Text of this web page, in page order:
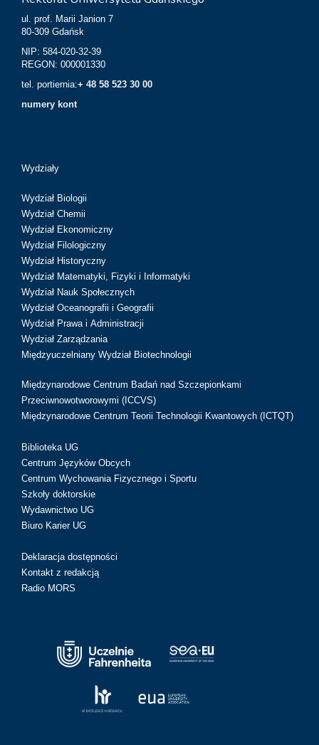
ul. prof. Marii Janion 7
80-309 Gdańsk
NIP: 584-020-32-39
REGON: 000001330
tel. portiernia:+ 48 58 523 30 00
numery kont
Wydziały
Wydział Biologii
Wydział Chemii
Wydział Ekonomiczny
Wydział Filologiczny
Wydział Historyczny
Wydział Matematyki, Fizyki i Informatyki
Wydział Nauk Społecznych
Wydział Oceanografii i Geografii
Wydział Prawa i Administracji
Wydział Zarządzania
Międzyuczelniany Wydział Biotechnologii
Międzynarodowe Centrum Badań nad Szczepionkami
Przeciwnowotworowymi (ICCVS)
Międzynarodowe Centrum Teorii Technologii Kwantowych (ICTQT)
Biblioteka UG
Centrum Języków Obcych
Centrum Wychowania Fizycznego i Sportu
Szkoły doktorskie
Wydawnictwo UG
Biuro Karier UG
Deklaracja dostępności
Kontakt z redakcją
Radio MORS